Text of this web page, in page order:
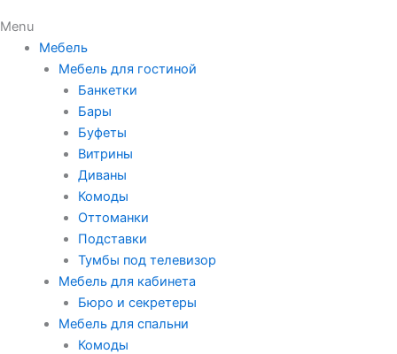
Menu
Мебель
Мебель для гостиной
Банкетки
Бары
Буфеты
Витрины
Диваны
Комоды
Оттоманки
Подставки
Тумбы под телевизор
Мебель для кабинета
Бюро и секретеры
Мебель для спальни
Комоды